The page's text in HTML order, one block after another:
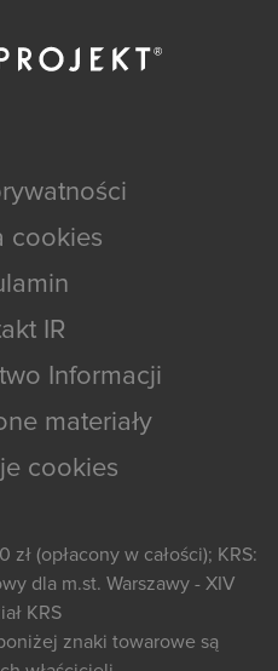
cookies
IR
Informacji
materiały
cookies
zł (opłacony w całości); KRS:
dla m.st. Warszawy - XIV
KRS
znaki towarowe są